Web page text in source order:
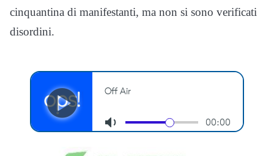
cinquantina di manifestanti, ma non si sono verificati
disordini.